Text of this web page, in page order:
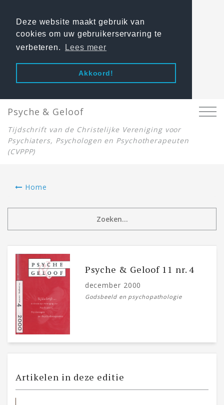
Deze website maakt gebruik van
cookies om uw gebruikerservaring te
verbeteren.
Lees meer
Akkoord!
Psyche & Geloof
Tijdschrift van de Christelijke Vereniging voor
Psychiaters, Psychologen en Psychotherapeuten
(CVPPP)
Home
Psyche & Geloof 11 nr. 4
december 2000
Godsbeeld en psychopathologie
Artikelen in deze editie